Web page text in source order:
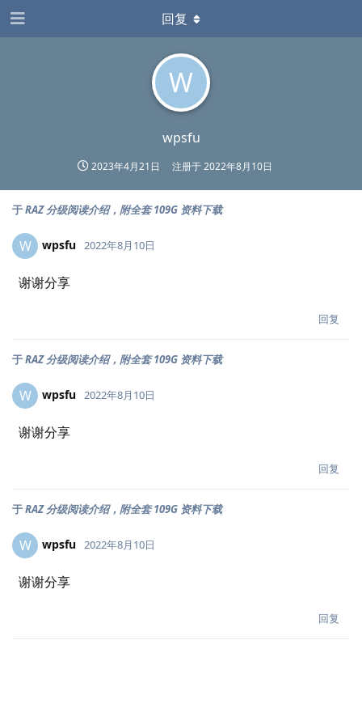
W
wpsfu
2023年4月21日 注册于2022年8月10日
回复
于RAZ 分级阅读介绍，附全套 109G 资料下载
W wpsfu 2022年8月10日
谢谢分享
回复
于RAZ 分级阅读介绍，附全套 109G 资料下载
W wpsfu 2022年8月10日
谢谢分享
回复
于RAZ 分级阅读介绍，附全套 109G 资料下载
W wpsfu 2022年8月10日
谢谢分享
回复